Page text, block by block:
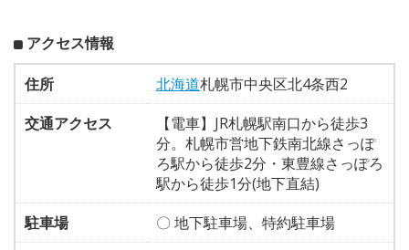
アクセス情報
住所 北海道札幌市中央区北4条西2
交通アクセス
【電車】JR札幌駅南口から徒歩3
分。札幌市営地下鉄南北線さっぽ
ろ駅から徒歩2分・東豊線さっぽろ
駅から徒歩1分(地下直結)
駐車場
〇 地下駐車場、特約駐車場